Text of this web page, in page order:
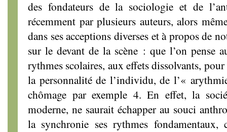
des fondateurs de la sociologie et de
récemment par plusieurs auteurs, alors
dans ses acceptions diverses et à propos de
sur le devant de la scène : que l’on pense
rythmes scolaires, aux effets dissolvants,
la personnalité de l’individu, de l’«
chômage par exemple 4. En effet, la
moderne, ne saurait échapper au souci
la synchronie ses rythmes fondamentaux,